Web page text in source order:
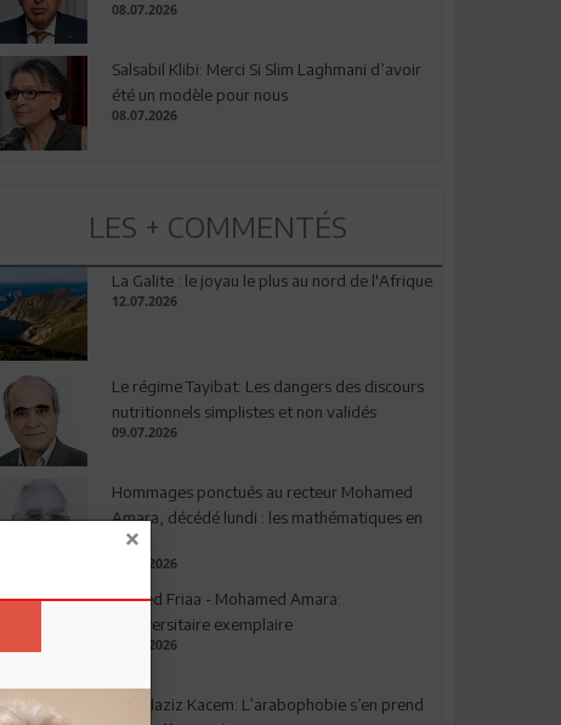
08.07.2026
Salsabil Klibi: Merci Si Slim Laghmani d’avoir
été un modèle pour nous
08.07.2026
LES + COMMENTÉS
La Galite : le joyau le plus au nord de l'Afrique
12.07.2026
Le régime Tayibat: Les dangers des discours
nutritionnels simplistes et non validés
09.07.2026
Hommages ponctués au recteur Mohamed
Amara, décédé lundi : les mathématiques en
deuil
03.08.2026
Ahmed Friaa - Mohamed Amara:
l’Universitaire exemplaire
04.08.2026
Abdelaziz Kacem: L’arabophobie s’en prend